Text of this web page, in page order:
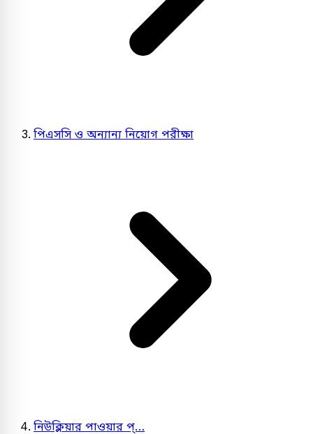
পিএসসি ও অন্যান্য নিয়োগ পরীক্ষা
নিউক্লিয়ার পাওয়ার প্…